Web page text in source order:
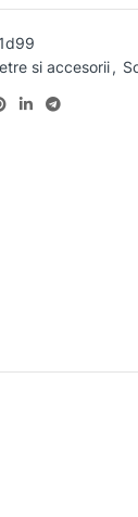
si accesorii,